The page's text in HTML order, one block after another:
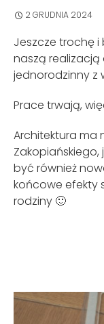
2 GRUDNIA 2024
Jeszcze trochę
naszą realizacją
jednorodzinny z
Prace trwają,
Architektura ma
być również
końcowe efekty
rodziny 🙂